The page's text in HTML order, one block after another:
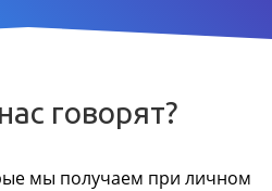
говорят?
мы получаем при личном